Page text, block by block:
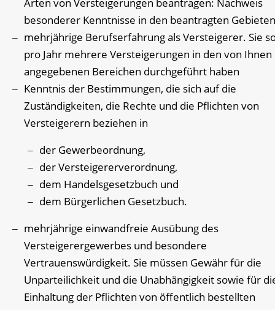
Arten von Versteigerungen beantragen: Nachweis
besonderer Kenntnisse in den beantragten Gebieten
mehrjährige Berufserfahrung als Versteigerer. Sie
pro Jahr mehrere Versteigerungen in den von Ihnen
angegebenen Bereichen durchgeführt haben
Kenntnis der Bestimmungen, die sich auf die
Zuständigkeiten, die Rechte und die Pflichten von
Versteigerern beziehen in
der Gewerbeordnung,
der Versteigererverordnung,
dem Handelsgesetzbuch und
dem Bürgerlichen Gesetzbuch.
mehrjährige einwandfreie Ausübung des
Versteigerergewerbes und besondere
Vertrauenswürdigkeit. Sie müssen Gewähr für die
Unparteilichkeit und die Unabhängigkeit sowie für
Einhaltung der Pflichten von öffentlich bestellten